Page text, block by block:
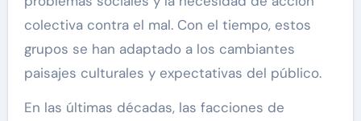
colectiva contra el mal. Con el tiempo, estos
grupos se han adaptado a los cambiantes
paisajes culturales y expectativas del público.
En las últimas décadas, las facciones de